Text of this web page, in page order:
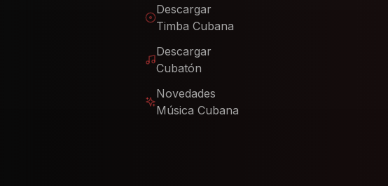
Descargar
Timba Cubana
Descargar
Cubatón
Novedades
Música Cubana